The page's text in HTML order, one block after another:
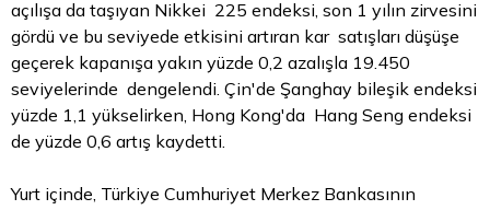
açılışa da taşıyan Nikkei 225 endeksi, son 1 yılın zirvesini
gördü ve bu seviyede etkisini artıran kar satışları düşüşe
geçerek kapanışa yakın yüzde 0,2 azalışla 19.450
seviyelerinde dengelendi. Çin'de Şanghay bileşik endeksi
yüzde 1,1 yükselirken, Hong Kong'da Hang Seng endeksi
de yüzde 0,6 artış kaydetti.
Yurt içinde, Türkiye Cumhuriyet Merkez Bankasının